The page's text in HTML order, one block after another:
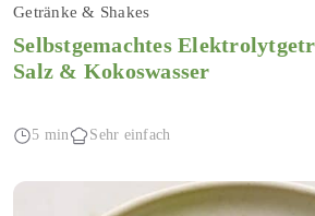
Getränke & Shakes
Selbstgemachtes
Salz & Kokoswasser
5 min Sehr einfach